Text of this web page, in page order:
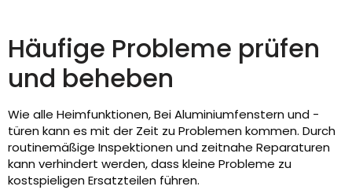
Häufige Probleme prüfen
und beheben
Wie alle Heimfunktionen, Bei Aluminiumfenstern und -
türen kann es mit der Zeit zu Problemen kommen. Durch
routinemäßige Inspektionen und zeitnahe Reparaturen
kann verhindert werden, dass kleine Probleme zu
kostspieligen Ersatzteilen führen.